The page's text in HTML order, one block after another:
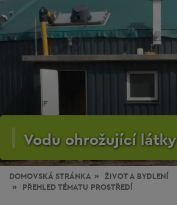
Vodu ohrožující látky
DOMOVSKÁ STRÁNKA ŽIVOTA BYDLENÍ
PŘEHLED TÉMATU PROSTŘEDÍ